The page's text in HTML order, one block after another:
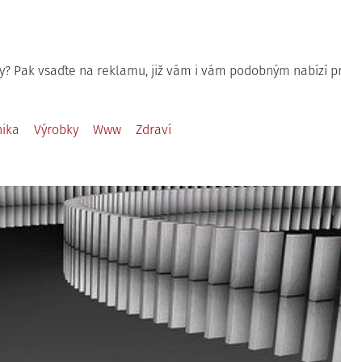
Pak vsaďte na reklamu, již vám i vám podobným nabízí
Výrobky Www Zdraví